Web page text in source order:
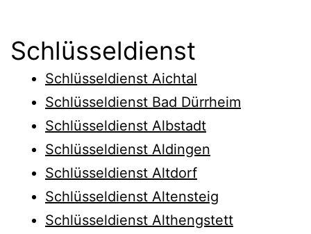
Schlüsseldienst
Schlüsseldienst Aichtal
Schlüsseldienst Bad Dürrheim
Schlüsseldienst Albstadt
Schlüsseldienst Aldingen
Schlüsseldienst Altdorf
Schlüsseldienst Altensteig
Schlüsseldienst Althengstett